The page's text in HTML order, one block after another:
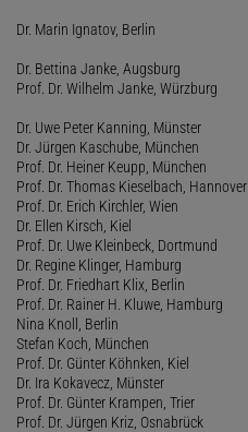
Dr. Marin Ignatov, Berlin
Dr. Bettina Janke, Augsburg
Prof. Dr. Wilhelm Janke, Würzburg
Dr. Uwe Peter Kanning, Münster
Dr. Jürgen Kaschube, München
Prof. Dr. Heiner Keupp, München
Prof. Dr. Thomas Kieselbach, Hannover
Prof. Dr. Erich Kirchler, Wien
Dr. Ellen Kirsch, Kiel
Prof. Dr. Uwe Kleinbeck, Dortmund
Dr. Regine Klinger, Hamburg
Prof. Dr. Friedhart Klix, Berlin
Prof. Dr. Rainer H. Kluwe, Hamburg
Nina Knoll, Berlin
Stefan Koch, München
Prof. Dr. Günter Köhnken, Kiel
Dr. Ira Kokavecz, Münster
Prof. Dr. Günter Krampen, Trier
Prof. Dr. Jürgen Kriz, Osnabrück